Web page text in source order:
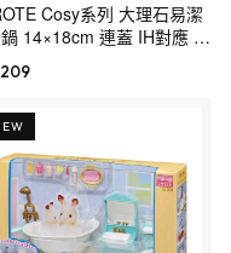
Cosy系列 大理石易潔
14×18cm 連蓋 IH對應 灰
209